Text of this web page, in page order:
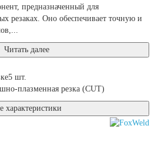
предназначенный для
резаках. Оно обеспечивает точную и
Читать далее
5 шт.
плазменная резка (CUT)
характеристики